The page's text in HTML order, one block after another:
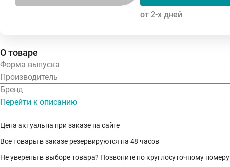
от 2-х дней
О товаре
Форма выпуска
Производитель
Бренд
Перейти к описанию
Цена актуальна при заказе на сайте
Все товары в заказе резервируются на 48 часов
Не уверены в выборе товара? Позвоните по круглосуточному номеру